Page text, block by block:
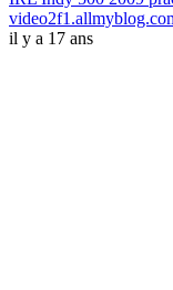
il y a 17 ans